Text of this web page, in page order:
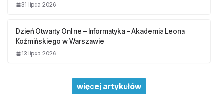
31 lipca 2026
Dzień Otwarty Online – Informatyka – Akademia Leona
Koźmińskiego w Warszawie
13 lipca 2026
więcej artykułów